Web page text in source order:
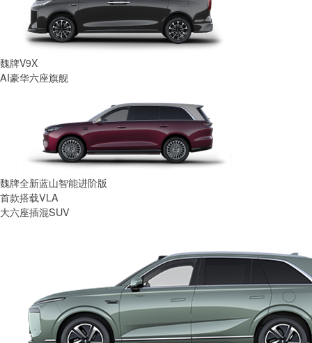
魏牌V9X
AI豪华六座旗舰
魏牌全新蓝山智能进阶版
首款搭载VLA
大六座插混SUV